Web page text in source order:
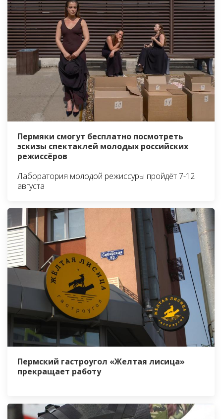
Пермяки смогут бесплатно посмотреть
эскизы спектаклей молодых российских
режиссёров
Лаборатория молодой режиссуры пройдёт 7-12
августа
Пермский гастроугол «Желтая лисица»
прекращает работу